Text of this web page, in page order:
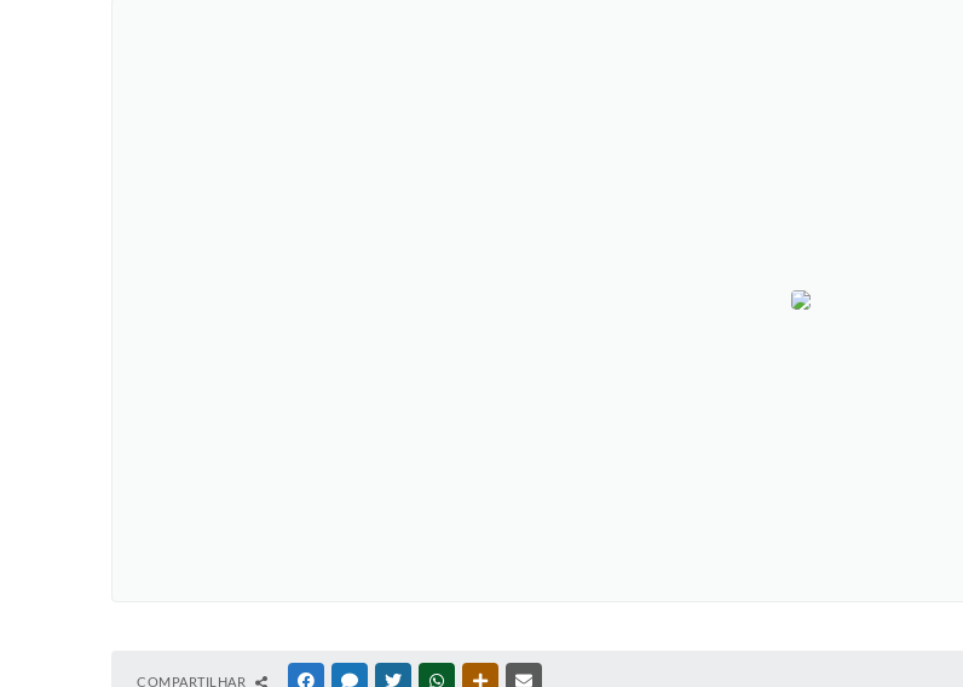
COMPARTILHAR FACEBOOKMESSENGER
TWITTERWHATSAPPOUTRAS MÍDIAS